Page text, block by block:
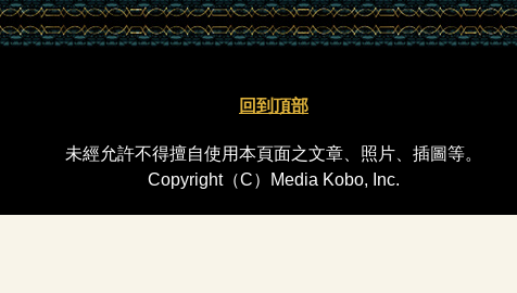
回到頂部
未經允許不得擅自使用本頁面之文章、照片、插圖等。
Copyright（C）Media Kobo, Inc.